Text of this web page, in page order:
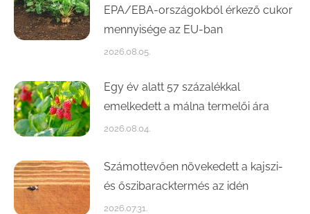
EPA/EBA-országokból érkező cukor
mennyisége az EU-ban
2026.08.05.
Egy év alatt 57 százalékkal
emelkedett a málna termelői ára
2026.08.04.
Számottevően növekedett a kajszi-
és őszibaracktermés az idén
2026.07.31.